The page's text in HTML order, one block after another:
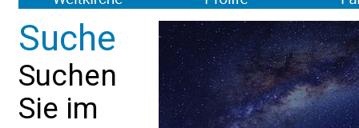
Suche
Suchen
Sie im